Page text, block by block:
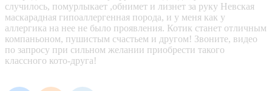
случилось, помурлыкает ,обнимет и лизнет за руку Невская
маскарадная гипоаллергенная порода, и у меня как у
аллергика на нее не было проявления. Котик станет отличным
компаньоном, пушистым счастьем и другом! Звоните, видео
по запросу при сильном желании приобрести такого
классного кото-друга!